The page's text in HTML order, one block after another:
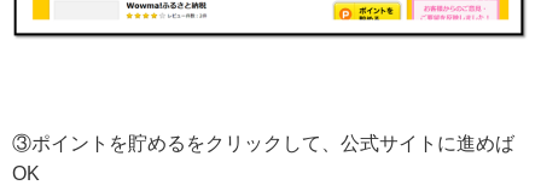
③ポイントを貯めるをクリックして、公式サイトに進めば
OK